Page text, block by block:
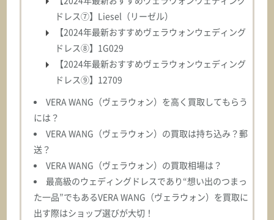
ドレス⑦】Liesel（リーゼル）
【2024年最新おすすめヴェラウォンウェディング
ドレス⑧】1G029
【2024年最新おすすめヴェラウォンウェディング
ドレス⑨】12709
VERA WANG（ヴェラウォン）を高く買取してもらう
には？
VERA WANG（ヴェラウォン）の買取は持ち込み？郵
送？
VERA WANG（ヴェラウォン）の買取相場は？
最高級のウェディングドレスであり“想い出のつまっ
た一品”でもあるVERA WANG（ヴェラウォン）を買取に
出す際はショップ選びが大切！